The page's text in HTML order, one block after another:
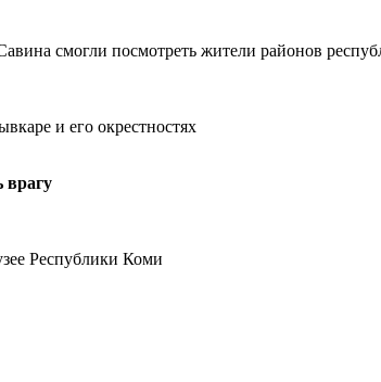
смогли посмотреть жители районов
и его окрестностях
врагу
Республики Коми